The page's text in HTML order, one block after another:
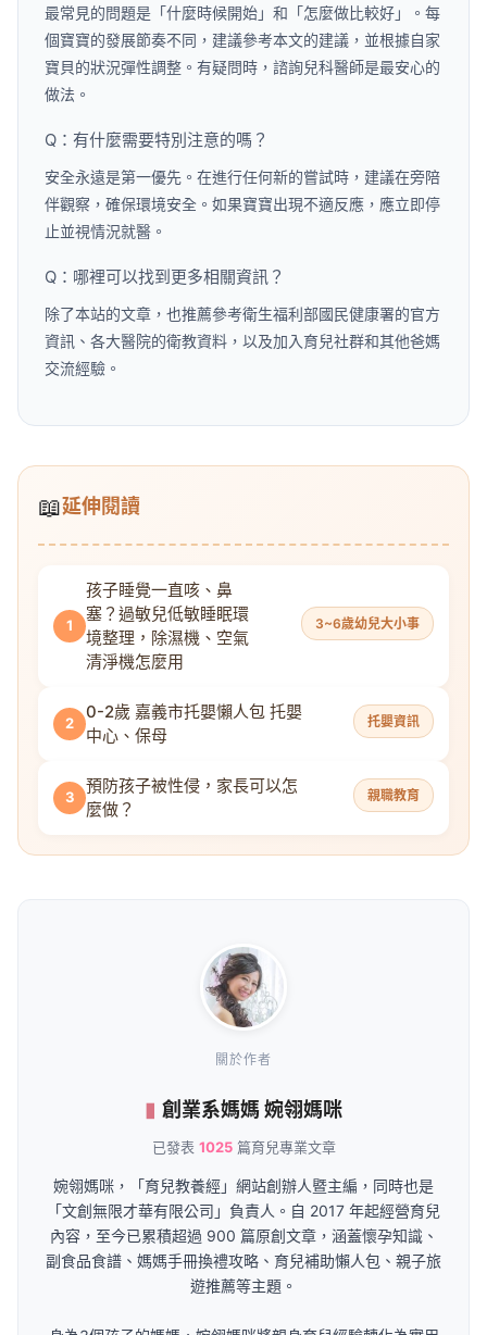
最常見的問題是「什麼時候開始」和「怎麼做比較好」。每
個寶寶的發展節奏不同，建議參考本文的建議，並根據自家
寶貝的狀況彈性調整。有疑問時，諮詢兒科醫師是最安心的
做法。
Q：有什麼需要特別注意的嗎？
安全永遠是第一優先。在進行任何新的嘗試時，建議在旁陪
伴觀察，確保環境安全。如果寶寶出現不適反應，應立即停
止並視情況就醫。
Q：哪裡可以找到更多相關資訊？
除了本站的文章，也推薦參考衛生福利部國民健康署的官方
資訊、各大醫院的衛教資料，以及加入育兒社群和其他爸媽
交流經驗。
📖延伸閱讀
1
孩子睡覺一直咳、鼻
塞？過敏兒低敏睡眠環
境整理，除濕機、空氣
清淨機怎麼用
3~6歲幼兒大小事
2
0-2歲 嘉義市托嬰懶人包 托嬰
中心、保母
托嬰資訊
3
預防孩子被性侵，家長可以怎
麼做？
親職教育
關於作者
創業系媽媽 婉翎媽咪
已發表 1025篇育兒專業文章
婉翎媽咪，「育兒教養經」網站創辦人暨主編，同時也是
「文創無限才華有限公司」負責人。自 2017 年起經營育兒
內容，至今已累積超過 900 篇原創文章，涵蓋懷孕知識、
副食品食譜、媽媽手冊換禮攻略、育兒補助懶人包、親子旅
遊推薦等主題。